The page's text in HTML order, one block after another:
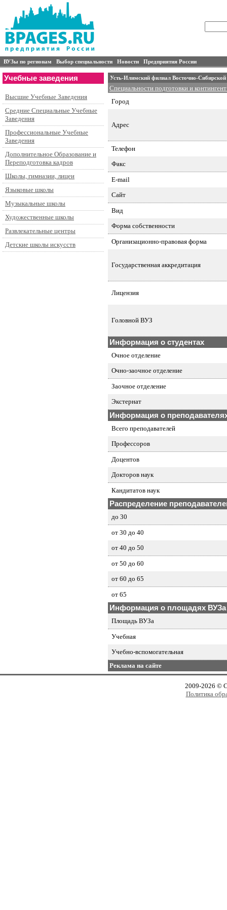
ВУЗы по регионам Выбор специальности Новости Предприятия России
Учебные заведения
Высшие Учебные Заведения
Средние Специальные Учебные
Заведения
Профессиональные Учебные
Заведения
Дополнительное Образование и
Переподготовка кадров
Школы, гимназии, лицеи
Языковые школы
Музыкальные школы
Художественные школы
Развлекательные центры
Детские школы искусств
Усть-Илимский филиал Восточно-Сибирской
Специальности подготовки и
Город
Адрес
Телефон
Факс
E-mail
Сайт
Вид
Форма собственности
Организационно-правовая форма
Государственная аккредитация
Лицензия
Головной ВУЗ
Информация о студентах
Очное отделение
Очно-заочное отделение
Заочное отделение
Экстернат
Информация о
Всего преподавателей
Профессоров
Доцентов
Докторов наук
Кандитатов наук
Распределение
до 30
от 30 до 40
от 40 до 50
от 50 до 60
от 60 до 65
от 65
Информация о площадях ВУЗа
Площадь ВУЗа
Учебная
Учебно-вспомогательная
Реклама на сайте
2009-2026 ©
Политика